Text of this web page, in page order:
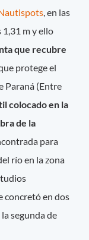
, en las
m y ello
que recubre
protege el
Paraná (Entre
colocado en la
de la
para
río en la zona
concretó en dos
segunda de